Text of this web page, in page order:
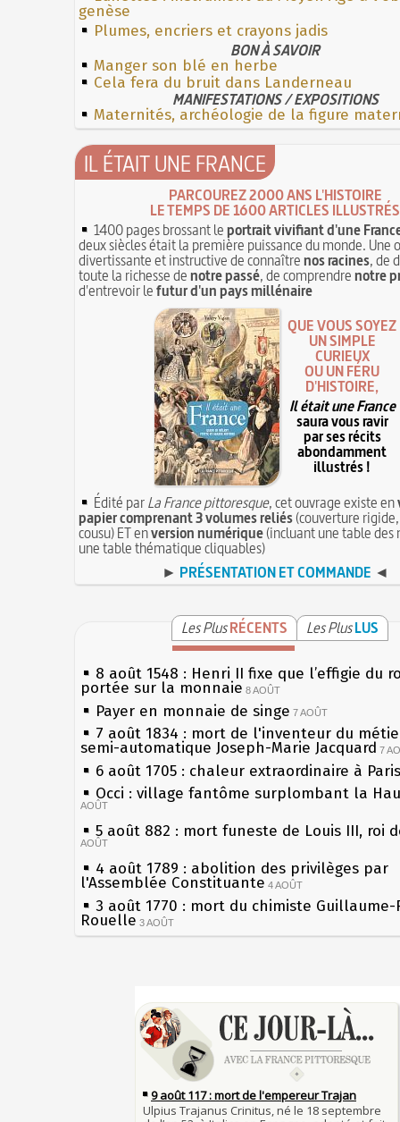
genèse
Plumes, encriers et crayons jadis
BON À SAVOIR
Manger son blé en herbe
Cela fera du bruit dans Landerneau
MANIFESTATIONS / EXPOSITIONS
Maternités, archéologie de la figure
IL ÉTAIT UNE FRANCE
PARCOUREZ 2000 ANS L'HISTOIRE
LE TEMPS DE 1600 ARTICLES ILLUSTRÉS
1400 pages brossant leportrait vivifiant d'une
deux siècles était la première puissance du monde. Une
divertissante et instructive de connaîtrenos racines, de
toute la richesse denotre passé, de comprendrenotre
d'entrevoir lefutur d'un pays millénaire
QUE VOUS SOYEZ
UN SIMPLE
CURIEUX
OU UN FÉRU
D'HISTOIRE,
Il était une France
saura vous ravir
par ses récits
abondamment
illustrés !
Édité parLa France pittoresque, cet ouvrage existe en
papier comprenant 3 volumes reliés(couverture
cousu) ET enversion numérique(incluant une table des
une table thématique cliquables)
► PRÉSENTATION ET COMMANDE ◄
Les PlusRÉCENTS Les PlusLUS
8 août 1548 : Henri II fixe que l’effigie du
portée sur la monnaie 8 AOÛT
Payer en monnaie de singe 7 AOÛT
7 août 1834 : mort de l'inventeur du
semi-automatique Joseph-Marie Jacquard 7
6 août 1705 : chaleur extraordinaire à Paris
Occi : village fantôme surplombant la
AOÛT
5 août 882 : mort funeste de Louis III, roi
AOÛT
4 août 1789 : abolition des privilèges par
l'Assemblée Constituante 4 AOÛT
3 août 1770 : mort du chimiste Guillaume-
Rouelle 3 AOÛT
Musée Jean de La Fontaine : réouverture
1er août 1589 : Henri III est poignardé à
par Jacques Clément, moine jacobin 1ER AOÛT
31 juillet 1899 : décret instaurant les
boîtes aux lettres en fonte de Léon
30 juillet 1918 : mort d'Auguste Poulain,
Chocolat Poulain 30 JUILLET
les siècles
27 mai 1610 : supplice de François
du roi Henri IV
Pierre qui roule n'amasse pas mousse
Qui aime bien châtie bien
Tout vient à point à qui sait attendre